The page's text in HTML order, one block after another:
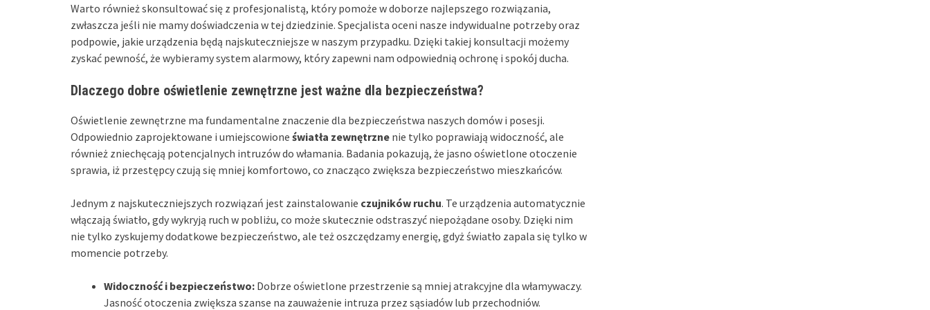
Warto również skonsultować się z profesjonalistą, który pomoże w doborze najlepszego rozwiązania,
zwłaszcza jeśli nie mamy doświadczenia w tej dziedzinie. Specjalista oceni nasze indywidualne potrzeby oraz
podpowie, jakie urządzenia będą najskuteczniejsze w naszym przypadku. Dzięki takiej konsultacji możemy
zyskać pewność, że wybieramy system alarmowy, który zapewni nam odpowiednią ochronę i spokój ducha.
Dlaczego dobre oświetlenie zewnętrzne jest ważne dla bezpieczeństwa?
Oświetlenie zewnętrzne ma fundamentalne znaczenie dla bezpieczeństwa naszych domów i posesji.
Odpowiednio zaprojektowane i umiejscowione światła zewnętrzne nie tylko poprawiają widoczność, ale
również zniechęcają potencjalnych intruzów do włamania. Badania pokazują, że jasno oświetlone otoczenie
sprawia, iż przestępcy czują się mniej komfortowo, co znacząco zwiększa bezpieczeństwo mieszkańców.
Jednym z najskuteczniejszych rozwiązań jest zainstalowanie czujników ruchu. Te urządzenia automatycznie
włączają światło, gdy wykryją ruch w pobliżu, co może skutecznie odstraszyć niepożądane osoby. Dzięki nim
nie tylko zyskujemy dodatkowe bezpieczeństwo, ale też oszczędzamy energię, gdyż światło zapala się tylko w
momencie potrzeby.
Widoczność i bezpieczeństwo: Dobrze oświetlone przestrzenie są mniej atrakcyjne dla włamywaczy.
Jasność otoczenia zwiększa szanse na zauważenie intruza przez sąsiadów lub przechodniów.